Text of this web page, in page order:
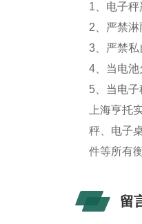
1、电子
2、严禁
3、严禁
4、当电
5、当电
上海亨托
秤、电子
件等所有
留